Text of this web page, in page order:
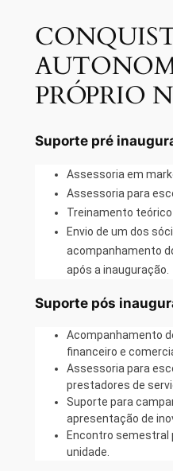
PRÓPRIO
Suporte pré
Assessoria em
Assessoria para
Treinamento
Envio de um dos
acompanhamento
após a inauguração.
Suporte pós
Acompanhamento
financeiro e
Assessoria para
prestadores de
Suporte para
apresentação de
Encontro semestral
unidade.